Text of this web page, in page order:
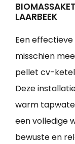
LAARBEEK
Een
misschien
pellet cv-
Deze
warm
een volledige
bewuste en